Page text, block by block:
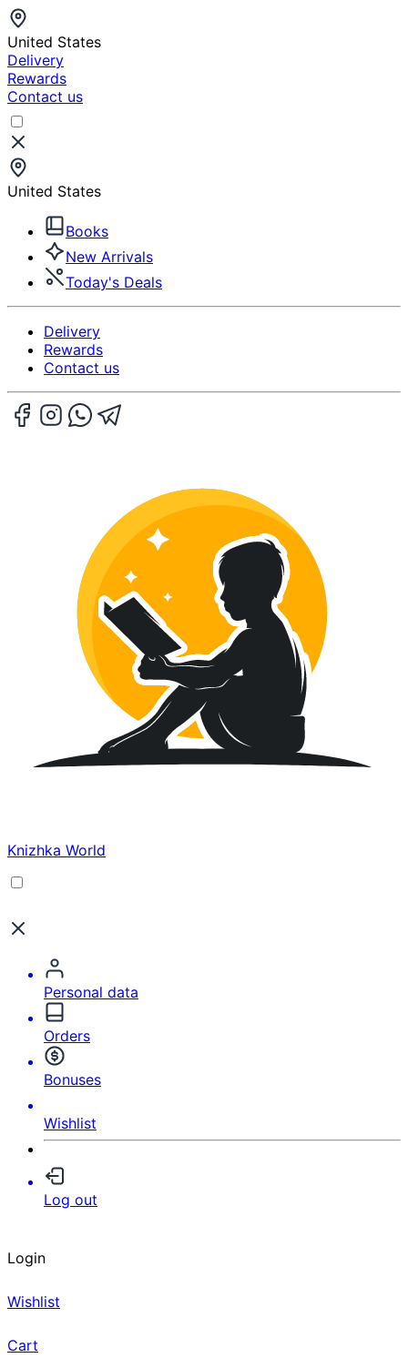
United States
Delivery
Rewards
Contact us
United States
Books
New Arrivals
Today's Deals
Delivery
Rewards
Contact us
Knizhka World
Personal data
Orders
Bonuses
Wishlist
Log out
Login
Wishlist
Cart